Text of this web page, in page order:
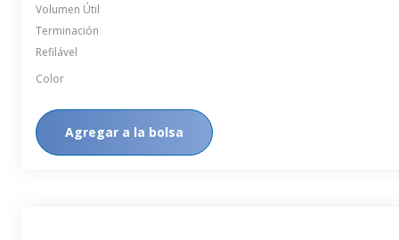
Volumen Útil
Terminación
Refilável
Color
Agregar a la bolsa